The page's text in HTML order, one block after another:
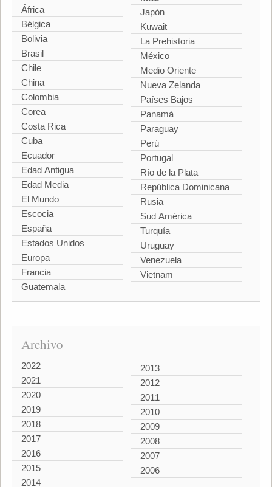
África
Bélgica
Bolivia
Brasil
Chile
China
Colombia
Corea
Costa Rica
Cuba
Ecuador
Edad Antigua
Edad Media
El Mundo
Escocia
España
Estados Unidos
Europa
Francia
Guatemala
Japón
Kuwait
La Prehistoria
México
Medio Oriente
Nueva Zelanda
Países Bajos
Panamá
Paraguay
Perú
Portugal
Río de la Plata
República Dominicana
Rusia
Sud América
Turquía
Uruguay
Venezuela
Vietnam
Archivo
2022
2021
2020
2019
2018
2017
2016
2015
2014
2013
2012
2011
2010
2009
2008
2007
2006